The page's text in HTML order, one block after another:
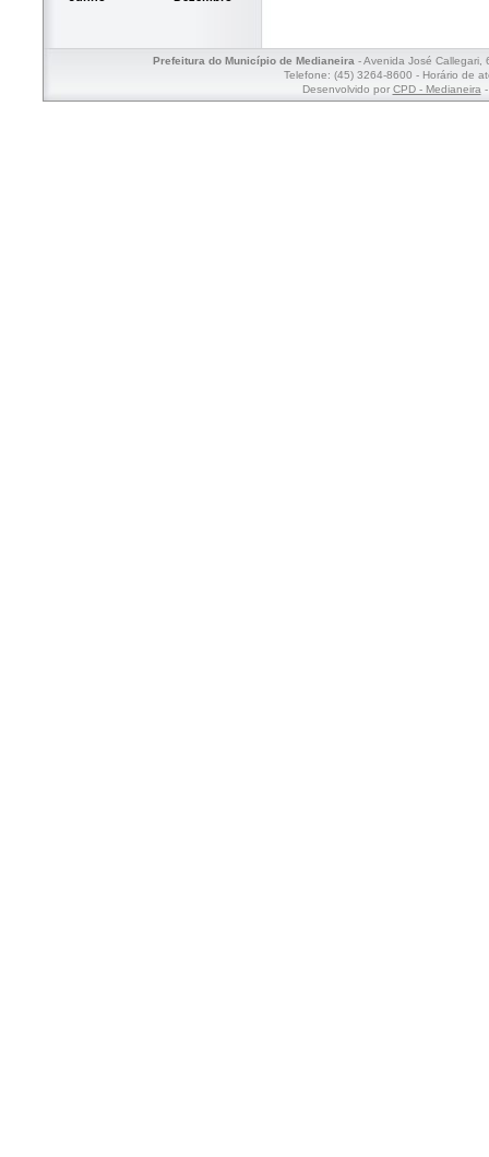
Prefeitura do Município de Medianeira- Avenida José Callegari,
Telefone: (45) 3264-8600 - Horário de
Desenvolvido por CPD - Medianeira-